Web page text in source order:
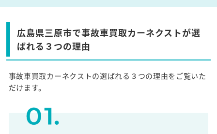
広島県三原市で事故車買取カーネクストが選
ばれる３つの理由
事故車買取カーネクストの選ばれる３つの理由をご覧いた
だけます。